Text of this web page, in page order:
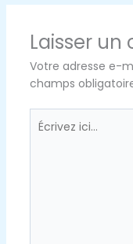
Laisser
Votre adresse e-
champs
Écrivez
ici…